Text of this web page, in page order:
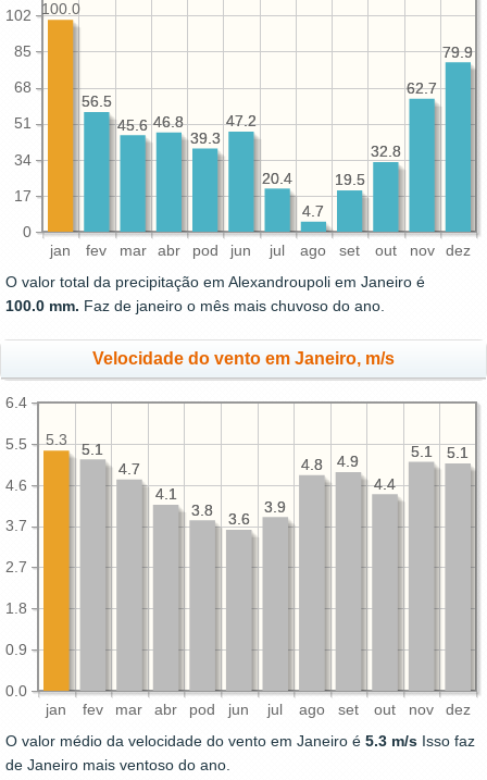
jan fev mar abr pod jun jul ago set out nov dez
0
17
34
51
68
85
102
79.9
62.7
32.8
19.5
4.7
20.4
47.2
39.3
46.8
45.6
56.5
79.9
62.7
32.8
19.5
4.7
20.4
47.2
39.3
46.8
45.6
56.5
100.0
O valor total da precipitação em Alexandroupoli em Janeiro é
100.0 mm. Faz de janeiro o mês mais chuvoso do ano.
Velocidade do vento em Janeiro, m/s
jan fev mar abr pod jun jul ago set out nov dez
0.0
0.9
1.8
2.7
3.7
4.6
5.5
6.4
5.1
5.1
4.4
4.9
4.8
3.9
3.6
3.8
4.1
4.7
5.1 5.1
5.1
4.4
4.9
4.8
3.9
3.6
3.8
4.1
4.7
5.1
5.3
O valor médio da velocidade do vento em Janeiro é 5.3 m/s Isso faz
de Janeiro mais ventoso do ano.